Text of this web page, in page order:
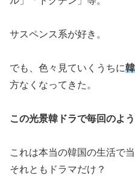
サスペンス系が好き。
でも、色々見ていくうちに
方なくなってきた。
この光景韓ドラで毎回のよ
これは本当の韓国の生活で
それともドラマだけ？